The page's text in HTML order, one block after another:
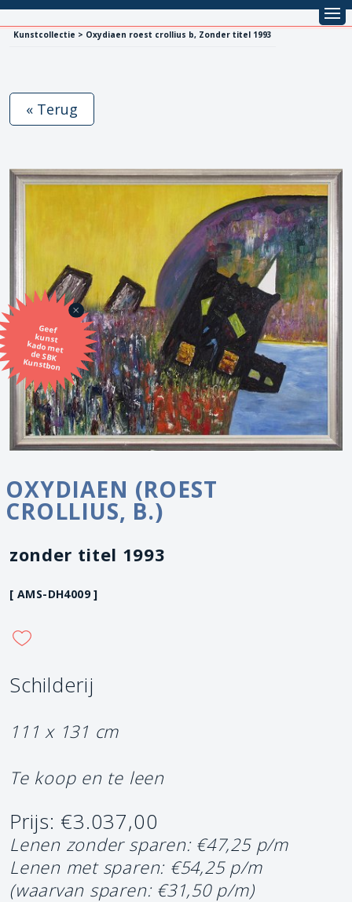
Kunstcollectie > Oxydiaen roest crollius b, Zonder titel 1993
Geef
kunst
kado met
de SBK
Kunstbon
« Terug
OXYDIAEN (ROEST
CROLLIUS, B.)
zonder titel 1993
[ AMS-DH4009 ]
Schilderij
111 x 131 cm
Te koop en te leen
Prijs: €3.037,00
Lenen zonder sparen: €47,25 p/m
Lenen met sparen: €54,25 p/m
(waarvan sparen: €31,50 p/m)